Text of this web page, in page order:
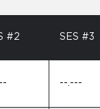
#2 SES #3
--.---